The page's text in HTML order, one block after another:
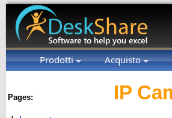
Prodotti Acquisto
Pages: IP